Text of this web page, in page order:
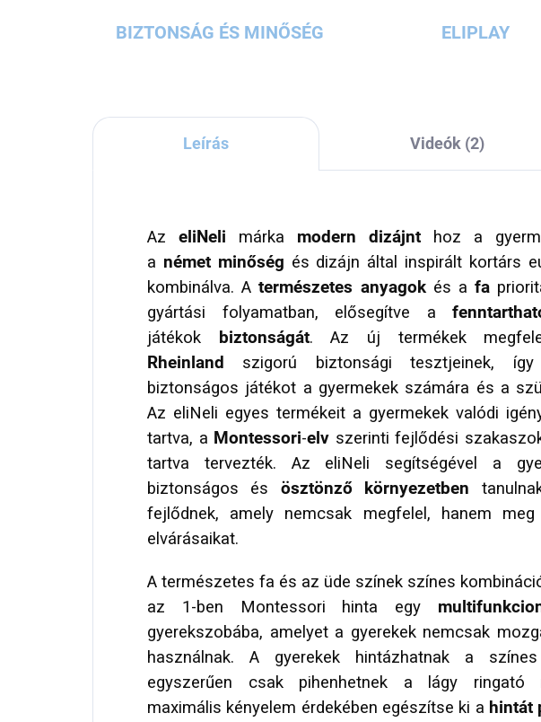
BIZTONSÁG ÉS MINŐSÉG ELIPLAY
Leírás Videók (2)
Az eliNeli márka modern dizájnthoz a
a német minőség és dizájn által inspirált kortárs
kombinálva. Atermészetes anyagokés afa
gyártási folyamatban, elősegítve a
játékok
biztonságát. Az új termékek
Rheinland
szigorú biztonsági tesztjeinek,
biztonságos játékot a gyermekek számára és a
Az eliNeli egyes termékeit a gyermekek valódi
tartva, a Montessori-elv szerinti fejlődési
tartva tervezték. Az eliNeli segítségével a
biztonságos és ösztönző környezetben
fejlődnek, amely nemcsak megfelel, hanem
elvárásaikat.
A természetes fa és az üde színek színes
az 1-ben Montessori hinta egy
gyerekszobába, amelyet a gyerekek nemcsak
használnak. A gyerekek hintázhatnak a
egyszerűen csak pihenhetnek a lágy ringató
maximális kényelem érdekében egészítse ki a hintát